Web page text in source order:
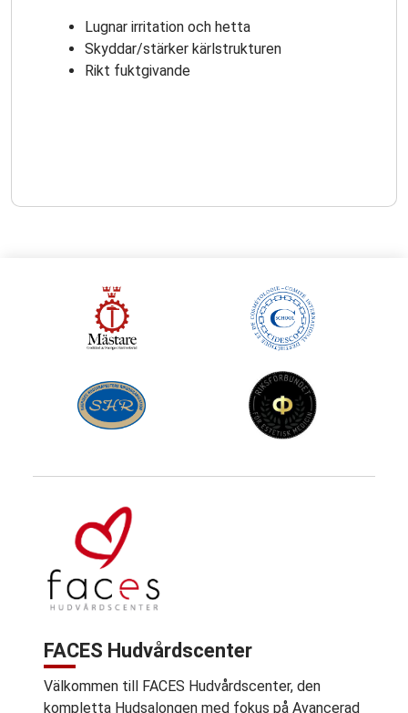
Lugnar irritation och hetta
Skyddar/stärker kärlstrukturen
Rikt fuktgivande
FACES Hudvårdscenter
Välkommen till FACES Hudvårdscenter, den
kompletta Hudsalongen med fokus på Avancerad